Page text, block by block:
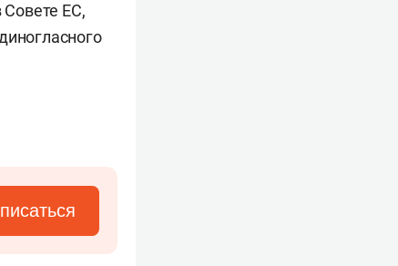
Совете ЕС,